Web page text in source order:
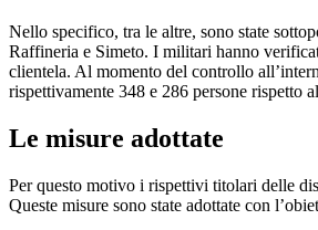
Nello specifico, tra le altre, sono state
Raffineria e Simeto. I militari hanno
clientela. Al momento del controllo
rispettivamente 348 e 286 persone rispetto
Le misure adottate
Per questo motivo i rispettivi titolari delle
Queste misure sono state adottate con